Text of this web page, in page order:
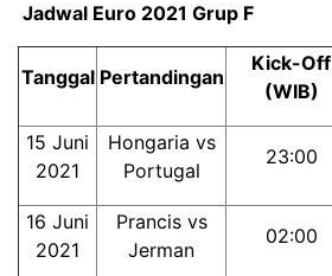
Jadwal Euro 2021 Grup F
Tanggal Pertandingan
Kick-Off
(WIB)
15 Juni
2021
Hongaria vs
Portugal
23:00
16 Juni
2021
Prancis vs
Jerman
02:00